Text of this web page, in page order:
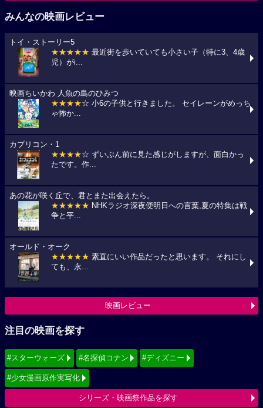
みんなの映画レビュー
トイ・ストーリー5
★★★★★ 最近街を歩いていても小さい子（特に3、4歳
児）がi...
映画ちいかわ 人魚の島のひみつ
★★★★☆ 小6の子供と行きました。 セイレーンがめっち
ゃ怖か...
カプリコン・1
★★★★☆ ずいぶん前に見た感じがしますが、面白かっ
たです。作...
あの花が咲く丘で、君とまた出会えたら。
★★★★★ NHKラジオ深夜便明日への言葉,夏の特集は戦
争と平...
オールド・オーク
★★★★★ 素直にいい作品だったと思います。 それにし
ても、永...
映画レビュー
注目の映画を探す
#スターウォーズ #名探偵コナン #ディズニー
#少女漫画原作実写化
シリーズ・映画祭作品を探す